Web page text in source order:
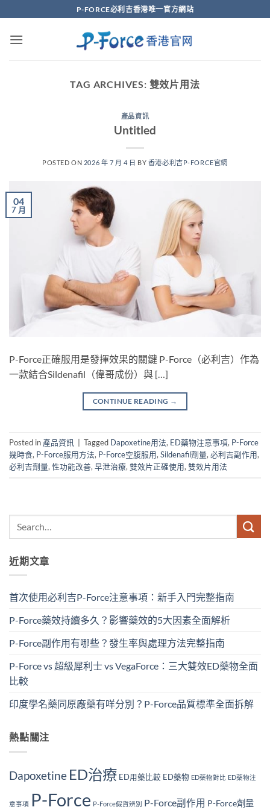
to
content
P-FORCE必利吉香港唯一官方網站
TAG ARCHIVES: 雙效片用法
產品資訊
Untitled
POSTED ON 2026 年 7 月 4 日 BY 香港必利吉P-FORCE官網
04
7 月
P-Force正確服用是發揮效果的關鍵 P-Force（必利吉）作為
一款結合Sildenafil（偉哥成份）與 […]
CONTINUE READING →
Posted in 產品資訊 Tagged Dapoxetine用法, ED藥物注意事項, P-Force
幾時食, P-Force服用方法, P-Force空腹服用, Sildenafil劑量, 必利吉副作用,
必利吉劑量, 性功能改善, 早泄治療, 雙效片正確使用, 雙效片用法
近期文章
首次使用必利吉P-Force注意事項：新手入門完整指南
P-Force藥效持續多久？影響藥效的5大因素全面解析
P-Force副作用有哪些？發生率與處理方法完整指南
P-Force vs 超級犀利士 vs VegaForce：三大雙效ED藥物全面
比較
印度學名藥同原廠藥有咩分別？P-Force品質標準全面拆解
熱點關注
Dapoxetine ED治療 ED用藥比較 ED藥物 ED藥物對比 ED藥物注
意事項 P-Force P-Force假貨辨別 P-Force副作用 P-Force劑量